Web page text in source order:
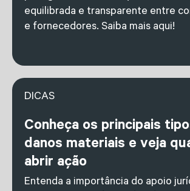
equilibrada e transparente entre
e fornecedores. Saiba mais aqui!
DICAS
Conheça os principais
danos materiais e veja
abrir ação
Entenda a importância do apoio